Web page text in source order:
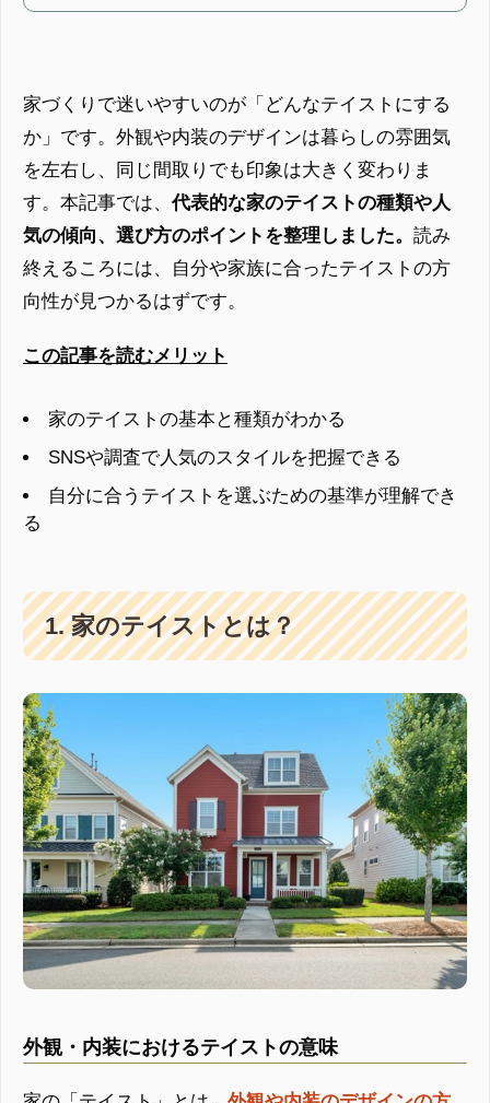
家づくりで迷いやすいのが「どんなテイストにする
か」です。外観や内装のデザインは暮らしの雰囲気
を左右し、同じ間取りでも印象は大きく変わりま
す。本記事では、 代表的な家のテイストの種類や人
気の傾向、選び方のポイントを整理しました。 読み
終えるころには、自分や家族に合ったテイストの方
向性が見つかるはずです。
この記事を読むメリット
家のテイストの基本と種類がわかる
SNSや調査で人気のスタイルを把握できる
自分に合うテイストを選ぶための基準が理解でき
る
1. 家のテイストとは？
外観・内装におけるテイストの意味